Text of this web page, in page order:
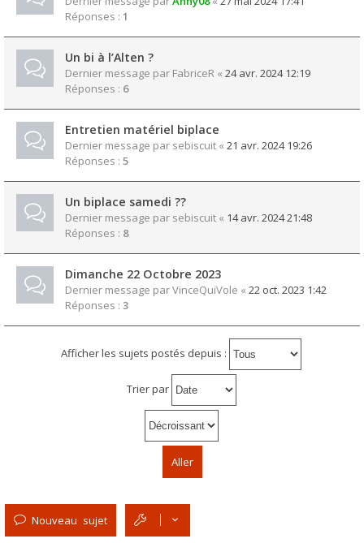
Réponses : 1
Un bi à l’Alten ?
Dernier message par FabriceR « 24 avr. 2024 12:19
Réponses : 6
Entretien matériel biplace
Dernier message par sebiscuit « 21 avr. 2024 19:26
Réponses : 5
Un biplace samedi ??
Dernier message par sebiscuit « 14 avr. 2024 21:48
Réponses : 8
Dimanche 22 Octobre 2023
Dernier message parVinceQuiVole « 22 oct. 2023 1:42
Réponses : 3
Afficher les sujets postés depuis :
Trier par
Nouveau sujet